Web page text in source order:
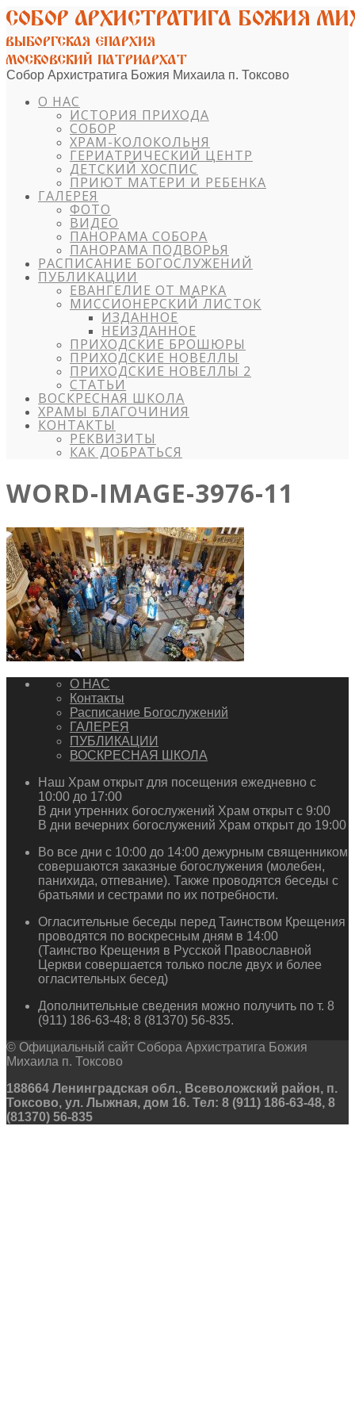
Собор Архистратига Божия Михаила п. Токсово
О НАС
ИСТОРИЯ ПРИХОДА
СОБОР
ХРАМ-КОЛОКОЛЬНЯ
ГЕРИАТРИЧЕСКИЙ ЦЕНТР
ДЕТСКИЙ ХОСПИС
ПРИЮТ МАТЕРИ И РЕБЕНКА
ГАЛЕРЕЯ
ФОТО
ВИДЕО
ПАНОРАМА СОБОРА
ПАНОРАМА ПОДВОРЬЯ
РАСПИСАНИЕ БОГОСЛУЖЕНИЙ
ПУБЛИКАЦИИ
ЕВАНГЕЛИЕ ОТ МАРКА
МИССИОНЕРСКИЙ ЛИСТОК
ИЗДАННОЕ
НЕИЗДАННОЕ
ПРИХОДСКИЕ БРОШЮРЫ
ПРИХОДСКИЕ НОВЕЛЛЫ
ПРИХОДСКИЕ НОВЕЛЛЫ 2
СТАТЬИ
ВОСКРЕСНАЯ ШКОЛА
ХРАМЫ БЛАГОЧИНИЯ
КОНТАКТЫ
РЕКВИЗИТЫ
КАК ДОБРАТЬСЯ
WORD-IMAGE-3976-11
О НАС
Контакты
Расписание Богослужений
ГАЛЕРЕЯ
ПУБЛИКАЦИИ
ВОСКРЕСНАЯ ШКОЛА
Наш Храм открыт для посещения ежедневно с
10:00 до 17:00
В дни утренних богослужений Храм открыт с 9:00
В дни вечерних богослужений Храм открыт до 19:00
Во все дни с 10:00 до 14:00 дежурным священником
совершаются заказные богослужения (молебен,
панихида, отпевание). Также проводятся беседы с
братьями и сестрами по их потребности.
Огласительные беседы перед Таинством Крещения
проводятся по воскресным дням в 14:00
(Таинство Крещения в Русской Православной
Церкви совершается только после двух и более
огласительных бесед)
Дополнительные сведения можно получить по т. 8
(911) 186-63-48; 8 (81370) 56-835.
© Официальный сайт Собора Архистратига Божия
Михаила п. Токсово
188664 Ленинградская обл., Всеволожский район, п.
Токсово, ул. Лыжная, дом 16. Тел: 8 (911) 186-63-48, 8
(81370) 56-835